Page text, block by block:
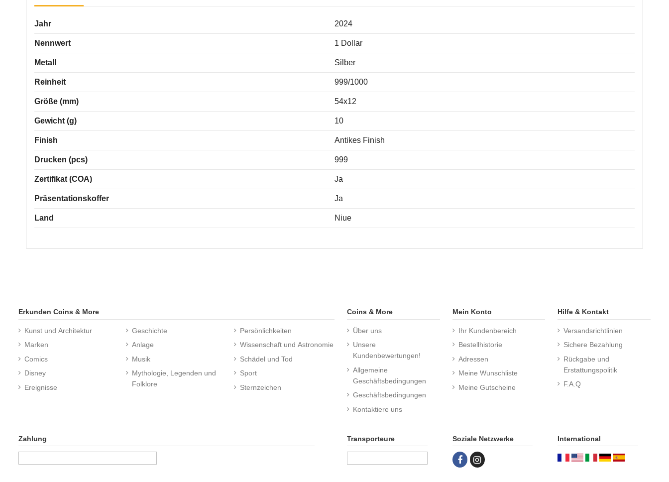
Jahr 2024
Nennwert 1 Dollar
Metall Silber
Reinheit 999/1000
Größe (mm) 54x12
Gewicht (g) 10
Finish Antikes Finish
Drucken (pcs) 999
Zertifikat (COA) Ja
Präsentationskoffer Ja
Land Niue
Erkunden Coins & More
Kunst und Architektur
Marken
Comics
Disney
Ereignisse
Geschichte
Anlage
Musik
Mythologie, Legenden und
Folklore
Persönlichkeiten
Wissenschaft und Astronomie
Schädel und Tod
Sport
Sternzeichen
Coins & More
Über uns
Unsere
Kundenbewertungen!
Allgemeine
Geschäftsbedingungen
Geschäftsbedingungen
Kontaktiere uns
Mein Konto
Ihr Kundenbereich
Bestellhistorie
Adressen
Meine Wunschliste
Meine Gutscheine
Hilfe & Kontakt
Versandsrichtlinien
Sichere Bezahlung
Rückgabe und
Erstattungspolitik
F.A.Q
Zahlung Transporteure Soziale Netzwerke International